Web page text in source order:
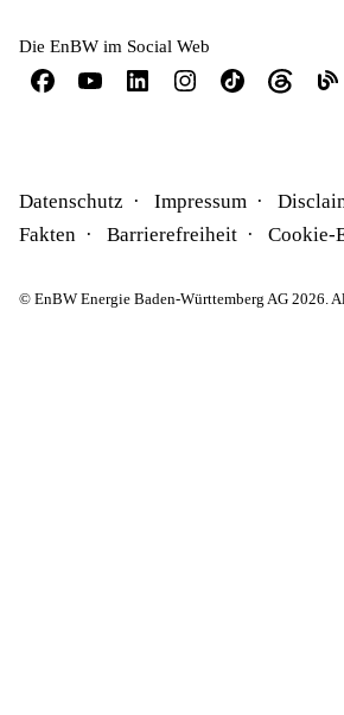
Die EnBW im Social Web
Datenschutz Impressum
Fakten
Barrierefreiheit Cookie-
© EnBW Energie Baden-Württemberg AG 2026.